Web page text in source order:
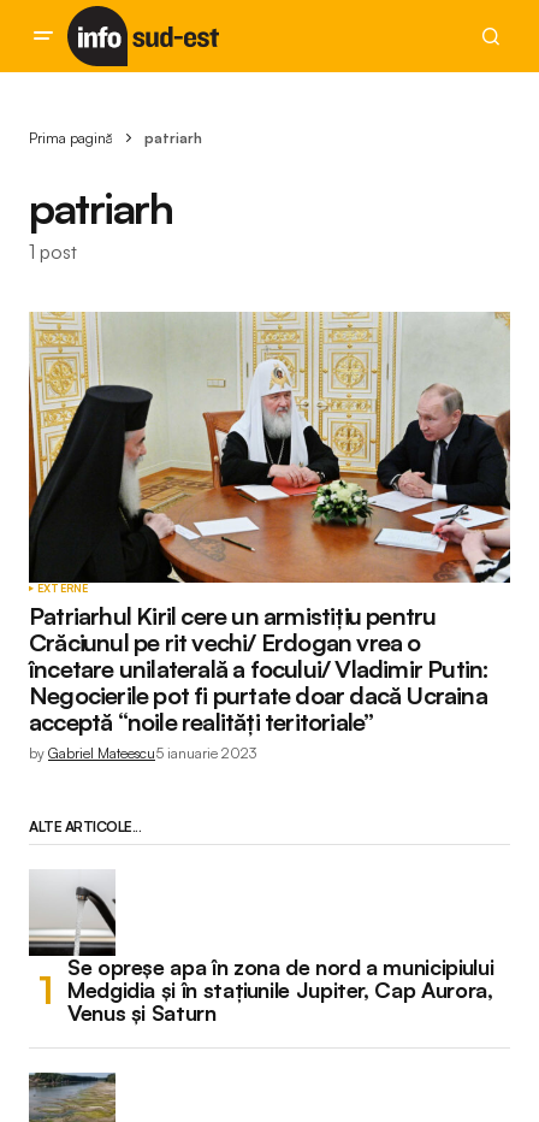
Prima pagină patriarh
patriarh
1 post
EXTERNE
Patriarhul Kiril cere un armistițiu pentru
Crăciunul pe rit vechi/ Erdogan vrea o
încetare unilaterală a focului/ Vladimir Putin:
Negocierile pot fi purtate doar dacă Ucraina
acceptă “noile realități teritoriale”
by Gabriel Mateescu5 ianuarie 2023
ALTE ARTICOLE...
Se opreșe apa în zona de nord a municipiului
Medgidia și în stațiunile Jupiter, Cap Aurora,
Venus și Saturn